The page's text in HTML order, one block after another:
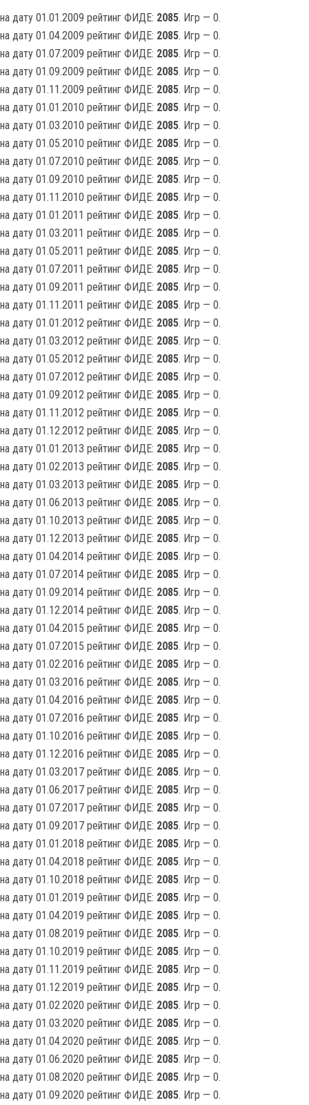
на дату 01.01.2009 рейтинг ФИДЕ: 2085. Игр — 0.
на дату 01.04.2009 рейтинг ФИДЕ: 2085. Игр — 0.
на дату 01.07.2009 рейтинг ФИДЕ: 2085. Игр — 0.
на дату 01.09.2009 рейтинг ФИДЕ: 2085. Игр — 0.
на дату 01.11.2009 рейтинг ФИДЕ: 2085. Игр — 0.
на дату 01.01.2010 рейтинг ФИДЕ: 2085. Игр — 0.
на дату 01.03.2010 рейтинг ФИДЕ: 2085. Игр — 0.
на дату 01.05.2010 рейтинг ФИДЕ: 2085. Игр — 0.
на дату 01.07.2010 рейтинг ФИДЕ: 2085. Игр — 0.
на дату 01.09.2010 рейтинг ФИДЕ: 2085. Игр — 0.
на дату 01.11.2010 рейтинг ФИДЕ: 2085. Игр — 0.
на дату 01.01.2011 рейтинг ФИДЕ: 2085. Игр — 0.
на дату 01.03.2011 рейтинг ФИДЕ: 2085. Игр — 0.
на дату 01.05.2011 рейтинг ФИДЕ: 2085. Игр — 0.
на дату 01.07.2011 рейтинг ФИДЕ: 2085. Игр — 0.
на дату 01.09.2011 рейтинг ФИДЕ: 2085. Игр — 0.
на дату 01.11.2011 рейтинг ФИДЕ: 2085. Игр — 0.
на дату 01.01.2012 рейтинг ФИДЕ: 2085. Игр — 0.
на дату 01.03.2012 рейтинг ФИДЕ: 2085. Игр — 0.
на дату 01.05.2012 рейтинг ФИДЕ: 2085. Игр — 0.
на дату 01.07.2012 рейтинг ФИДЕ: 2085. Игр — 0.
на дату 01.09.2012 рейтинг ФИДЕ: 2085. Игр — 0.
на дату 01.11.2012 рейтинг ФИДЕ: 2085. Игр — 0.
на дату 01.12.2012 рейтинг ФИДЕ: 2085. Игр — 0.
на дату 01.01.2013 рейтинг ФИДЕ: 2085. Игр — 0.
на дату 01.02.2013 рейтинг ФИДЕ: 2085. Игр — 0.
на дату 01.03.2013 рейтинг ФИДЕ: 2085. Игр — 0.
на дату 01.06.2013 рейтинг ФИДЕ: 2085. Игр — 0.
на дату 01.10.2013 рейтинг ФИДЕ: 2085. Игр — 0.
на дату 01.12.2013 рейтинг ФИДЕ: 2085. Игр — 0.
на дату 01.04.2014 рейтинг ФИДЕ: 2085. Игр — 0.
на дату 01.07.2014 рейтинг ФИДЕ: 2085. Игр — 0.
на дату 01.09.2014 рейтинг ФИДЕ: 2085. Игр — 0.
на дату 01.12.2014 рейтинг ФИДЕ: 2085. Игр — 0.
на дату 01.04.2015 рейтинг ФИДЕ: 2085. Игр — 0.
на дату 01.07.2015 рейтинг ФИДЕ: 2085. Игр — 0.
на дату 01.02.2016 рейтинг ФИДЕ: 2085. Игр — 0.
на дату 01.03.2016 рейтинг ФИДЕ: 2085. Игр — 0.
на дату 01.04.2016 рейтинг ФИДЕ: 2085. Игр — 0.
на дату 01.07.2016 рейтинг ФИДЕ: 2085. Игр — 0.
на дату 01.10.2016 рейтинг ФИДЕ: 2085. Игр — 0.
на дату 01.12.2016 рейтинг ФИДЕ: 2085. Игр — 0.
на дату 01.03.2017 рейтинг ФИДЕ: 2085. Игр — 0.
на дату 01.06.2017 рейтинг ФИДЕ: 2085. Игр — 0.
на дату 01.07.2017 рейтинг ФИДЕ: 2085. Игр — 0.
на дату 01.09.2017 рейтинг ФИДЕ: 2085. Игр — 0.
на дату 01.01.2018 рейтинг ФИДЕ: 2085. Игр — 0.
на дату 01.04.2018 рейтинг ФИДЕ: 2085. Игр — 0.
на дату 01.10.2018 рейтинг ФИДЕ: 2085. Игр — 0.
на дату 01.01.2019 рейтинг ФИДЕ: 2085. Игр — 0.
на дату 01.04.2019 рейтинг ФИДЕ: 2085. Игр — 0.
на дату 01.08.2019 рейтинг ФИДЕ: 2085. Игр — 0.
на дату 01.10.2019 рейтинг ФИДЕ: 2085. Игр — 0.
на дату 01.11.2019 рейтинг ФИДЕ: 2085. Игр — 0.
на дату 01.12.2019 рейтинг ФИДЕ: 2085. Игр — 0.
на дату 01.02.2020 рейтинг ФИДЕ: 2085. Игр — 0.
на дату 01.03.2020 рейтинг ФИДЕ: 2085. Игр — 0.
на дату 01.04.2020 рейтинг ФИДЕ: 2085. Игр — 0.
на дату 01.06.2020 рейтинг ФИДЕ: 2085. Игр — 0.
на дату 01.08.2020 рейтинг ФИДЕ: 2085. Игр — 0.
на дату 01.09.2020 рейтинг ФИДЕ: 2085. Игр — 0.